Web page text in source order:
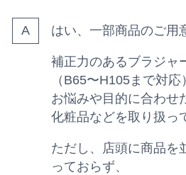
はい、一部商品のご用
補正力のあるブラジャ
（B65〜H105まで対応
お悩みや目的に合わせ
化粧品などを取り扱っ
ただし、店頭に商品を
っておらず、